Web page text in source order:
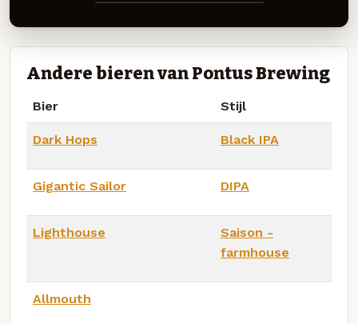
Andere bieren van Pontus Brewing
Bier Stijl
Dark Hops Black IPA
Gigantic Sailor DIPA
Lighthouse
Saison -
farmhouse
Allmouth